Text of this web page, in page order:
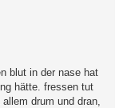
blut in der nase hat
hätte. fressen tut
drum und dran,